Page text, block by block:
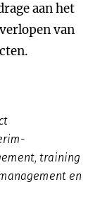
aan het
van
training
en